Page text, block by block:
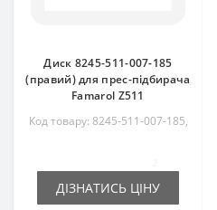
Диск 8245-511-007-185
(правий) для прес-підбирача
Famarol Z511
Код товару: 8245-511-007-185,
ДІЗНАТИСЬ ЦІНУ